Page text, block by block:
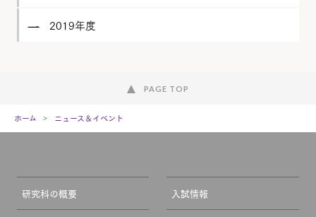
2019年度
PAGE TOP
ホーム ニュース＆イベント
研究科の概要 入試情報